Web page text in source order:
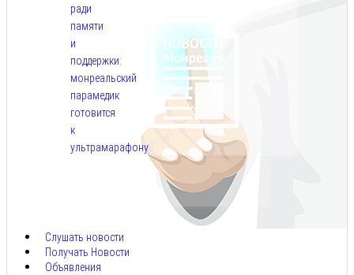
ради
памяти
и
поддержки:
монреальский
парамедик
готовится
к
ультрамарафону
Слушать новости
Получать Новости
Объявления